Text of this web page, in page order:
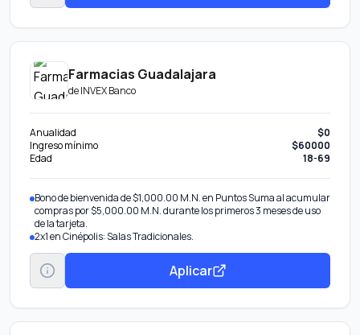
Accesos a salas VIP LoungeKey en aeropuertos. Seis (6) accesos por
Farmacias Guadalajara
deINVEX Banco
Anualidad
$0
Ingreso mínimo
$60000
Edad
18-69
Bono de bienvenida de $1,000.00 M.N. en Puntos Suma al acumular
compras por $5,000.00 M.N. durante los primeros 3 meses de uso
de la tarjeta.
2x1 en Cinépolis: Salas Tradicionales.
Aplicar